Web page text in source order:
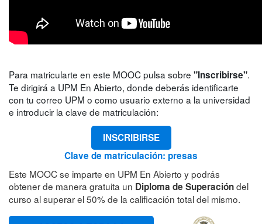
Para matricularte en este MOOC pulsa sobre "Inscribirse".
Te dirigirá a UPM En Abierto, donde deberás identificarte
con tu correo UPM o como usuario externo a la universidad
e introducir la clave de matriculación:
INSCRIBIRSE
Clave de matriculación: presas
Este MOOC se imparte en UPM En Abierto y podrás
obtener de manera gratuita un Diploma de Superacióndel
curso al superar el 50% de la calificación total del mismo.